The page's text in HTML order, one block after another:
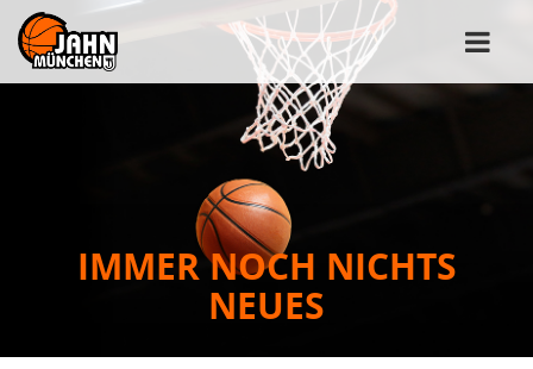
IMMER NOCH NICHTS
NEUES